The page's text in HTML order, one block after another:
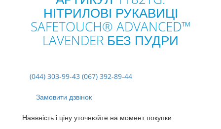
НІТРИЛОВІ РУКАВИЦІ
SAFETOUCH® ADVANCED™
LAVENDER БЕЗ ПУДРИ
(044) 303-99-43 (067) 392-89-44
Замовити дзвінок
Наявність і ціну уточнюйте на момент покупки